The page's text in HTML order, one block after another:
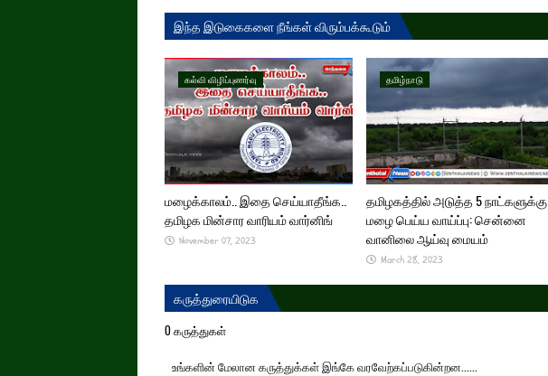
இந்த இடுகைகளை நீங்கள் விரும்பக்கூடும்
கல்வி விழிப்புணர்வு
மழைக்காலம்.. இதை செய்யாதீங்க..
தமிழக மின்சார வாரியம் வார்னிங்
November 07, 2023
தமிழ்நாடு
தமிழகத்தில் அடுத்த 5 நாட்களுக்கு
மழை பெய்ய வாய்ப்பு: சென்னை
வானிலை ஆய்வு மையம்
March 28, 2023
கருத்துரையிடுக
0 கருத்துகள்
உங்களின் மேலான கருத்துக்கள் இங்கே வரவேற்கப்படுகின்றன......